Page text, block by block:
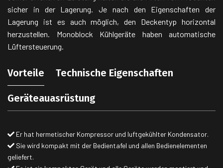
sicher in der Lagerung. Je nach den Eigenschaften der
Lagerung ist es auch möglich, den Deckentyp horizontal
herzustellen. Monoblock Kühlgeräte haben automatische
Lüftersteuerung.
Vorteile Technische Eigenschaften
Geräteauasrüstung
Er hat hermetischer Kompressor und luftgekühlter Kondensator.
Sie wird kompakt mit der Bedientafel und allen Bedienelementen
geliefert.